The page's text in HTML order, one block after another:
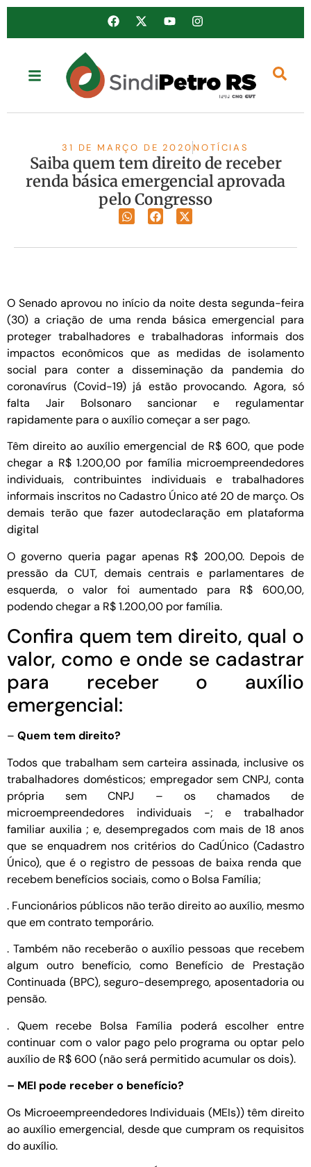
31 DE MARÇO DE 2020 NOTÍCIAS
Saiba quem tem direito de receber
renda básica emergencial aprovada
pelo Congresso
O Senado aprovou no início da noite desta segunda-feira
(30) a criação de uma renda básica emergencial para
proteger trabalhadores e trabalhadoras informais dos
impactos econômicos que as medidas de isolamento
social para conter a disseminação da pandemia do
coronavírus (Covid-19) já estão provocando. Agora, só
falta Jair Bolsonaro sancionar e regulamentar
rapidamente para o auxílio começar a ser pago.
Têm direito ao auxílio emergencial de R$ 600, que pode
chegar a R$ 1.200,00 por família microempreendedores
individuais, contribuintes individuais e trabalhadores
informais inscritos no Cadastro Único até 20 de março. Os
demais terão que fazer autodeclaração em plataforma
digital
O governo queria pagar apenas R$ 200,00. Depois de
pressão da CUT, demais centrais e parlamentares de
esquerda, o valor foi aumentado para R$ 600,00,
podendo chegar a R$ 1.200,00 por família.
Confira quem tem direito, qual o
valor, como e onde se cadastrar
para receber o auxílio
emergencial:
– Quem tem direito?
Todos que trabalham sem carteira assinada, inclusive os
trabalhadores domésticos; empregador sem CNPJ, conta
própria sem CNPJ – os chamados de
microempreendedores individuais -; e trabalhador
familiar auxilia ; e, desempregados com mais de 18 anos
que se enquadrem nos critérios do CadÚnico (Cadastro
Único), que é o registro de pessoas de baixa renda que
recebem benefícios sociais, como o Bolsa Família;
. Funcionários públicos não terão direito ao auxílio, mesmo
que em contrato temporário.
. Também não receberão o auxílio pessoas que recebem
algum outro benefício, como Benefício de Prestação
Continuada (BPC), seguro-desemprego, aposentadoria ou
pensão.
. Quem recebe Bolsa Família poderá escolher entre
continuar com o valor pago pelo programa ou optar pelo
auxílio de R$ 600 (não será permitido acumular os dois).
– MEI pode receber o benefício?
Os Microeempreendedores Individuais (MEIs)) têm direito
ao auxílio emergencial, desde que cumpram os requisitos
do auxílio.